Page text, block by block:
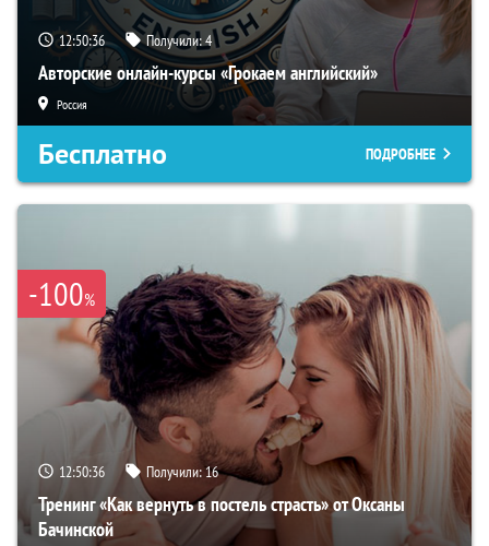
12:50:35 Получили:4
Авторские онлайн-курсы «Грокаем английский»
Россия
Бесплатно ПОДРОБНЕЕ
-100%
12:50:35 Получили:16
Тренинг «Как вернуть в постель страсть» от Оксаны
Бачинской